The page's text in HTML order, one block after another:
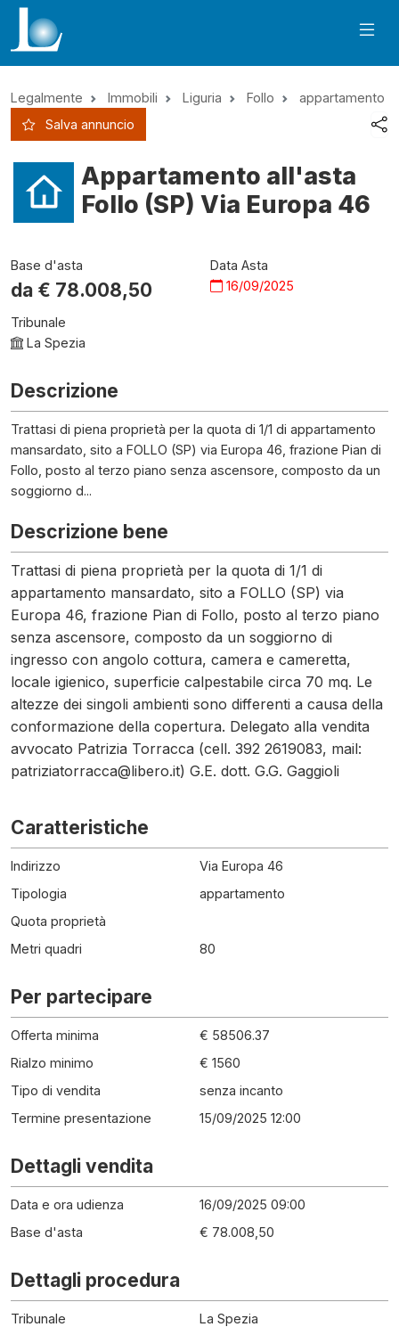
Legalmente Immobili Liguria Follo
appartamento
Salva annuncio
Appartamento all'asta
Follo (SP) Via Europa 46
Base d'asta
da € 78.008,50
Data Asta
16/09/2025
Tribunale
La Spezia
Descrizione
Trattasi di piena proprietà per la quota di 1/1 di appartamento
mansardato, sito a FOLLO (SP) via Europa 46, frazione Pian di
Follo, posto al terzo piano senza ascensore, composto da un
soggiorno d...
Descrizione bene
Trattasi di piena proprietà per la quota di 1/1 di
appartamento mansardato, sito a FOLLO (SP) via
Europa 46, frazione Pian di Follo, posto al terzo piano
senza ascensore, composto da un soggiorno di
ingresso con angolo cottura, camera e cameretta,
locale igienico, superficie calpestabile circa 70 mq. Le
altezze dei singoli ambienti sono differenti a causa della
conformazione della copertura. Delegato alla vendita
avvocato Patrizia Torracca (cell. 392 2619083, mail:
patriziatorracca@libero.it) G.E. dott. G.G. Gaggioli
Caratteristiche
Indirizzo
Via Europa 46
Tipologia
appartamento
Quota proprietà
Metri quadri
80
Per partecipare
Offerta minima
€ 58506.37
Rialzo minimo
€ 1560
Tipo di vendita
senza incanto
Termine presentazione
15/09/2025 12:00
Dettagli vendita
Data e ora udienza
16/09/2025 09:00
Base d'asta
€ 78.008,50
Dettagli procedura
Tribunale
La Spezia